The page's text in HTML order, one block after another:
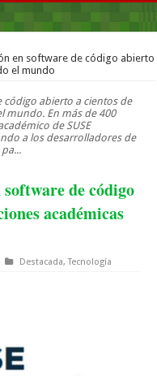
en software de código abierto
el mundo
código abierto a cientos de
mundo. En más de 400
de SUSE
a los desarrolladores de
de código
académicas
Destacada,Tecnología